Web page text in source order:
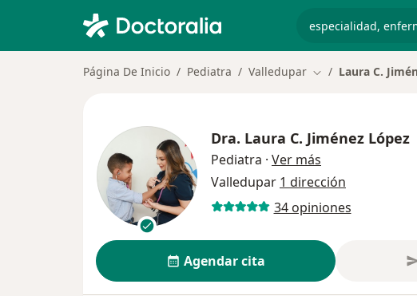
Página De Inicio Pediatra Valledupar Cambiar de ciudad
Laura C.
Dra. Laura C. Jiménez López
Pediatra · Ver más
Valledupar 1 dirección
34 opiniones
Agendar cita